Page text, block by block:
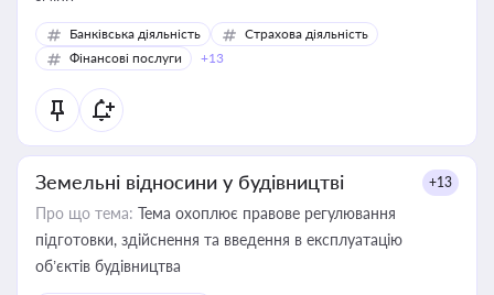
Банківська діяльність
Страхова діяльність
Фінансові послуги
+13
Земельні відносини у будівництві +13
Про що тема: Тема охоплює правове регулювання
підготовки, здійснення та введення в експлуатацію
об’єктів будівництва